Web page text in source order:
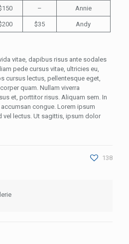
– Annie
$35 Andy
vitae, dapibus risus ante sodales
pede cursus vitae, ultricies eu,
cursus lectus, pellentesque eget,
quam. Nullam viverra
et, porttitor risus. Aliquam sem. In
congue. Lorem ipsum
vel lectus. Ut sagittis, ipsum dolor
138